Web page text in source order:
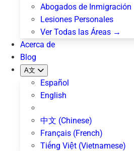
Abogados de Inmigración
Lesiones Personales
Ver Todas las Áreas →
Acerca de
Blog
A文
Español
English
中文 (Chinese)
Français (French)
Tiếng Việt (Vietnamese)